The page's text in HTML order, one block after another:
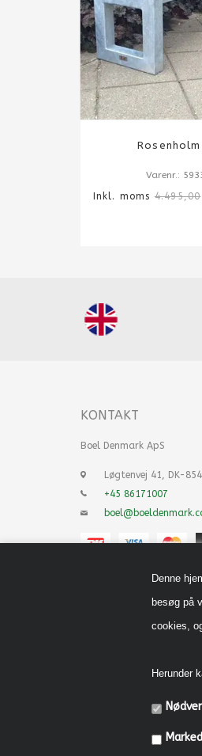
Denne
besøg på
cookies,
Herunder
Varenr.:
Inkl. moms4.495,00
KONTAKT
Boel Denmark ApS
Løgtenvej 41, DK-
+45 86171007